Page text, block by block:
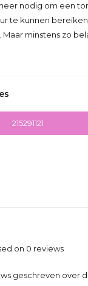
nodig om een
te kunnen
minstens zo
215291121
on 0 reviews
geschreven over